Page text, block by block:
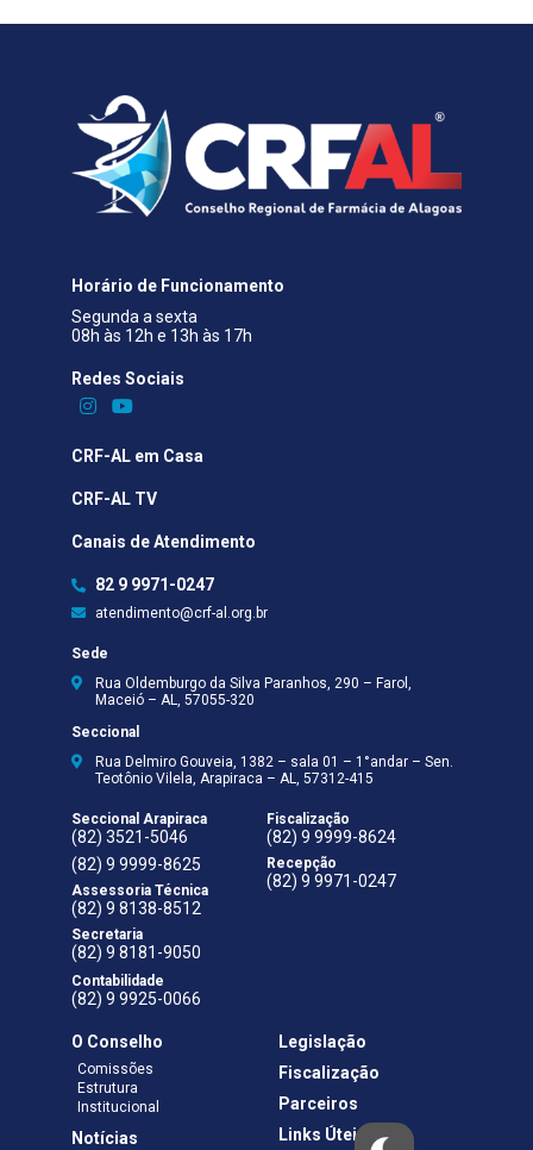
Horário de Funcionamento
Segunda a sexta
08h às 12h e 13h às 17h
Redes Sociais​
CRF-AL em Casa
CRF-AL TV
Canais de Atendimento
82 9 9971-0247
atendimento@crf-al.org.br
Sede
Rua Oldemburgo da Silva Paranhos, 290 – Farol,
Maceió – AL, 57055-320
Seccional
Rua Delmiro Gouveia, 1382 – sala 01 – 1°andar – Sen.
Teotônio Vilela, Arapiraca – AL, 57312-415
Seccional Arapiraca
(82) 3521-5046
(82) 9 9999-8625
Assessoria Técnica
(82) 9 8138-8512
Secretaria
(82) 9 8181-9050
Contabilidade
(82) 9 9925-0066
Fiscalização
(82) 9 9999-8624
Recepção
(82) 9 9971-0247
O Conselho
Comissões
Estrutura
Institucional
Notícias
Legislação
Fiscalização
Parceiros
Links Úteis